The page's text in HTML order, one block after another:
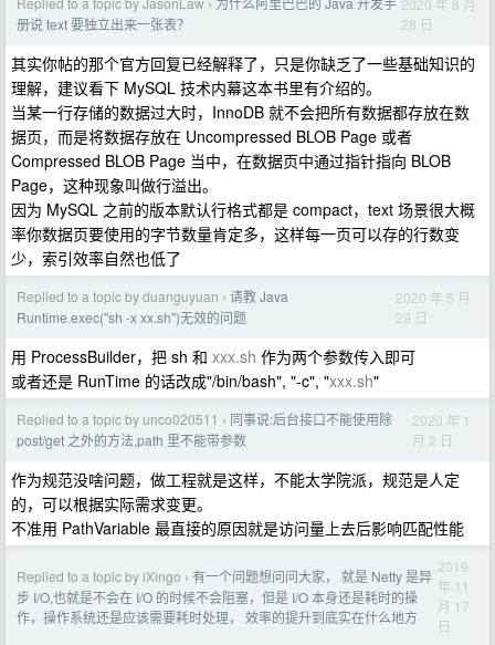
›
册说 text 要独立出来一张表？
28 日
其实你帖的那个官方回复已经解释了，只是你缺乏了一些基础知识的
理解，建议看下 MySQL 技术内幕这本书里有介绍的。
当某一行存储的数据过大时，InnoDB 就不会把所有数据都存放在数
据页，而是将数据存放在 Uncompressed BLOB Page 或者
Compressed BLOB Page 当中，在数据页中通过指针指向 BLOB
Page，这种现象叫做行溢出。
因为 MySQL 之前的版本默认行格式都是 compact，text 场景很大概
率你数据页要使用的字节数量肯定多，这样每一页可以存的行数变
少，索引效率自然也低了
Replied to a topic by duanguyuan › 请教 Java
Runtime.exec("sh -x xx.sh")无效的问题
2020 年 5 月
29 日
用 ProcessBuilder，把 sh 和 xxx.sh 作为两个参数传入即可
或者还是 RunTime 的话改成"/bin/bash", "-c", "xxx.sh"
Replied to a topic by unco020511 › 同事说:后台接口不能使用除
post/get 之外的方法,path 里不能带参数
2020 年 1
月 2 日
作为规范没啥问题，做工程就是这样，不能太学院派，规范是人定
的，可以根据实际需求变更。
不准用 PathVariable 最直接的原因就是访问量上去后影响匹配性能
Replied to a topic by iXingo › 有一个问题想问问大家， 就是 Netty 是异
步 I/O,也就是不会在 I/O 的时候不会阻塞，但是 I/O 本身还是耗时的操
作，操作系统还是应该需要耗时处理， 效率的提升到底实在什么地方
2019
年 11
月 17
日